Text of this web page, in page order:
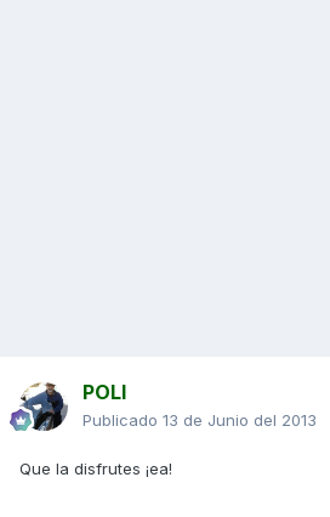
POLI
Publicado 13 de Junio del 2013
Que la disfrutes ¡ea!